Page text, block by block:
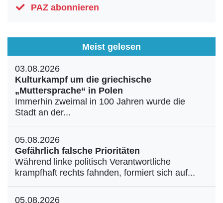
PAZ abonnieren
Meist gelesen
03.08.2026
Kulturkampf um die griechische
„Muttersprache“ in Polen
Immerhin zweimal in 100 Jahren wurde die
Stadt an der...
05.08.2026
Gefährlich falsche Prioritäten
Während linke politisch Verantwortliche
krampfhaft rechts fahnden, formiert sich auf...
05.08.2026